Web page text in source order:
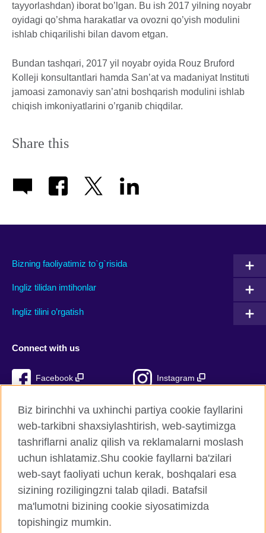
tayyorlashdan) iborat bo’lgan. Bu ish 2017 yilning noyabr
oyidagi qo’shma harakatlar va ovozni qo’yish modulini
ishlab chiqarilishi bilan davom etgan.
Bundan tashqari, 2017 yil noyabr oyida Rouz Bruford
Kolleji konsultantlari hamda San’at va madaniyat Instituti
jamoasi zamonaviy san’atni boshqarish modulini ishlab
chiqish imkoniyatlarini o’rganib chiqdilar.
Share this
Bizning faoliyatimiz to`g`risida
Ingliz tilidan imtihonlar
Ingliz tilini o’rgatish
Connect with us
Facebook Instagram
British Council Global
Xavfsizlik va foydalanish shartlari
Cookie fayllari
Biz birinchhi va uxhinchi partiya cookie fayllarini
web-tarkibni shaxsiylashtirish, web-saytimizga
tashriflarni analiz qilish va reklamalarni moslash
uchun ishlatamiz.Shu cookie fayllarni ba'zilari
web-sayt faoliyati uchun kerak, boshqalari esa
sizining roziligingzni talab qiladi. Batafsil
ma'lumotni bizining cookie siyosatimizda
topishingiz mumkin.